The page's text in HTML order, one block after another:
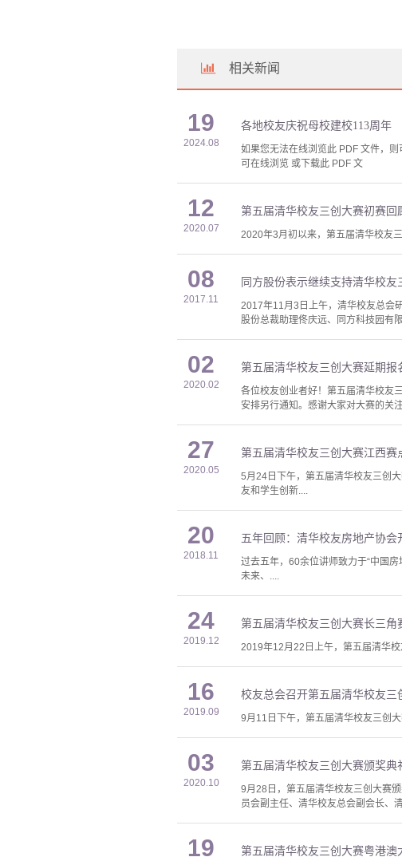
相关新闻
19
2024.08
各地校友庆祝母校建校113周年
如果您无法在线浏览此 PDF 文件，
可在线浏览 或下载此 PDF 文
12
2020.07
第五届清华校友三创大赛初赛回
2020年3月初以来，第五届清华校友
08
2017.11
同方股份表示继续支持清华校友
2017年11月3日上午，清华校友总会
股份总裁助理佟庆远、同方科技园有
02
2020.02
第五届清华校友三创大赛延期报
各位校友创业者好！第五届清华校友
安排另行通知。感谢大家对大
27
2020.05
第五届清华校友三创大赛江西赛
5月24日下午，第五届清华校友三创
友和学生创新....
20
2018.11
五年回顾：清华校友房地产协会
过去五年，60余位讲师致力于“中国
未来、....
24
2019.12
第五届清华校友三创大赛长三角
2019年12月22日上午，第五届清华
16
2019.09
校友总会召开第五届清华校友三
9月11日下午，第五届清华校友三创
03
2020.10
第五届清华校友三创大赛颁奖典
9月28日，第五届清华校友三创大赛
员会副主任、清华校友总会副会长、
19 第五届清华校友三创大赛粤港澳